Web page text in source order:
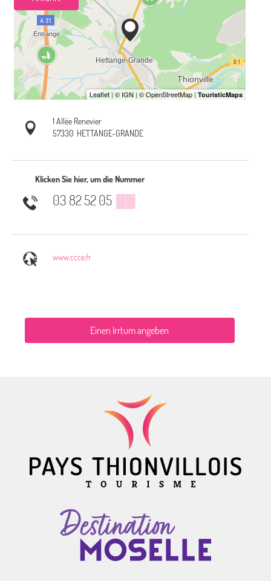
1 Allée Renevier
57330 HETTANGE-GRANDE
Klicken Sie hier, um die Nummer
03 82 52 05 ▒▒
www.ccce.fr
Einen Irrtum angeben